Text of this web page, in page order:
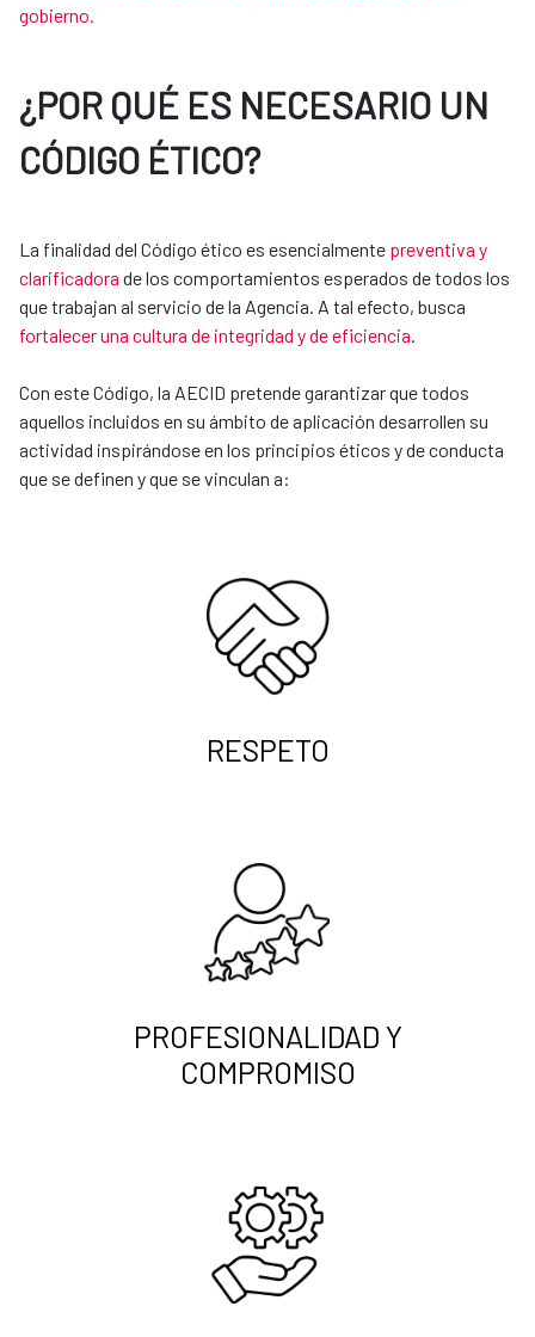
gobierno.
¿POR QUÉ ES NECESARIO UN
CÓDIGO ÉTICO?
La finalidad del Código ético es esencialmente preventiva y
clarificadora de los comportamientos esperados de todos los
que trabajan al servicio de la Agencia. A tal efecto, busca
fortalecer una cultura de integridad y de eficiencia.
Con este Código, la AECID pretende garantizar que todos
aquellos incluidos en su ámbito de aplicación desarrollen su
actividad inspirándose en los principios éticos y de conducta
que se definen y que se vinculan a:
RESPETO
PROFESIONALIDAD Y
COMPROMISO